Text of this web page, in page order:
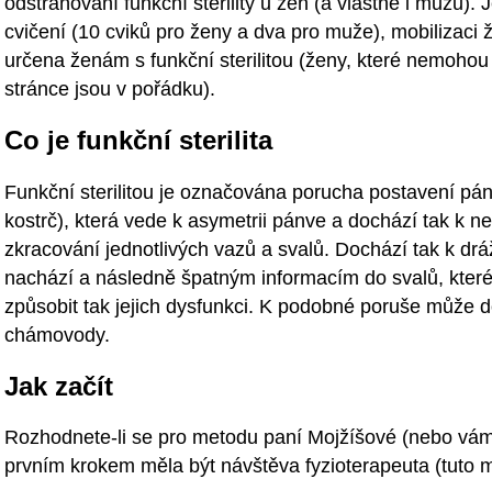
cvičení (10 cviků pro ženy a dva pro muže), mobilizaci
určena ženám s funkční sterilitou (ženy, které
stránce jsou v pořádku).
Co je funkční sterilita
Funkční sterilitou je označována porucha postavení
kostrč), která vede k asymetrii pánve a dochází tak k
zkracování jednotlivých vazů a svalů. Dochází tak k
nachází a následně špatným informacím do svalů,
způsobit tak jejich dysfunkci. K podobné poruše může
chámovody.
Jak začít
Rozhodnete-li se pro metodu paní Mojžíšové (nebo
prvním krokem měla být návštěva fyzioterapeuta (tuto